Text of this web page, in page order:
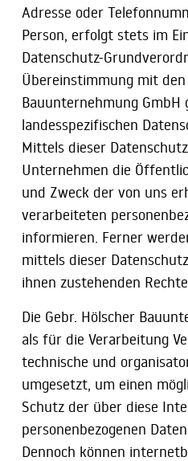
Adresse oder
Person, erfolgt stets im
Datenschutz-
Übereinstimmung mit
Bauunternehmung GmbH
landesspezifischen
Mittels dieser
Unternehmen die
und Zweck der von uns
verarbeiteten
informieren. Ferner
mittels dieser
ihnen zustehenden
Die Gebr. Hölscher
als für die Verarbeitung
technische und
umgesetzt, um einen
Schutz der über diese
personenbezogenen
Dennoch können